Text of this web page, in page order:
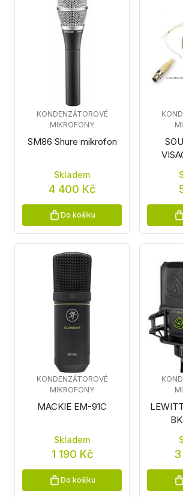
SM86 Shure mikrofon
KONDENZÁTOROVÉ
MIKROFONY
Skladem
4 400 Kč
Do košíku
MACKIE EM-91C
KONDENZÁTOROVÉ
MIKROFONY
Skladem
1 190 Kč
Do košíku